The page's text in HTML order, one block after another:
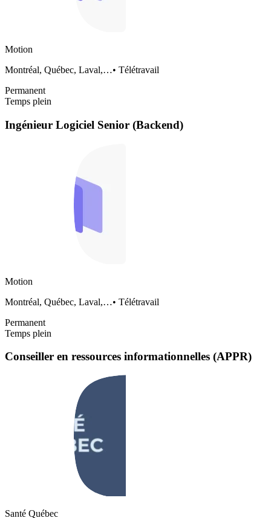
Motion
Montréal, Québec, Laval,…• Télétravail
Permanent
Temps plein
Ingénieur Logiciel Senior (Backend)
Motion
Montréal, Québec, Laval,…• Télétravail
Permanent
Temps plein
Conseiller en ressources informationnelles (APPR)
Santé Québec